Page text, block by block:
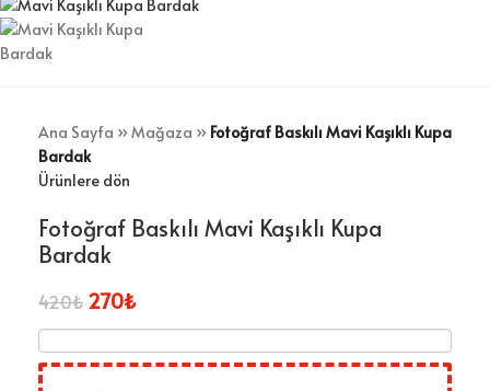
Ana Sayfa »Mağaza » Fotoğraf Baskılı Mavi Kaşıklı Kupa
Bardak
Ürünlere dön
Fotoğraf Baskılı Mavi Kaşıklı Kupa
Bardak
420₺ 270₺